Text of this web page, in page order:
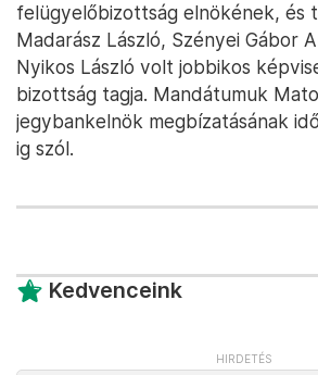
felügyelőbizottság elnökének, és
Madarász László, Szényei Gábor
Nyikos László volt jobbikos
bizottság tagja. Mandátumuk
jegybankelnök megbízatásának
ig szól.
Kedvenceink